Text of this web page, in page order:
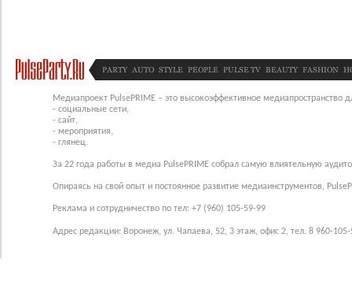
PARTY AUTO STYLE PEOPLE PULSE TV BEAUTY FASHION
Медиапроект PulsePRIME – это высокоэффективное медиапространство
- социальные сети,
- сайт,
- мероприятия,
- глянец.
За 22 года работы в медиа PulsePRIME собрал самую влиятельную
Опираясь на свой опыт и постоянное развитие медиаинструментов,
Реклама и сотрудничество по тел: +7 (960) 105-59-99
Адрес редакции: Воронеж, ул. Чапаева, 52, 3 этаж, офис 2, тел. 8 960-